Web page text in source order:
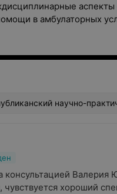
аспекты
в амбулаторных
научно-
консультацией Валерия
чувствуется хороший